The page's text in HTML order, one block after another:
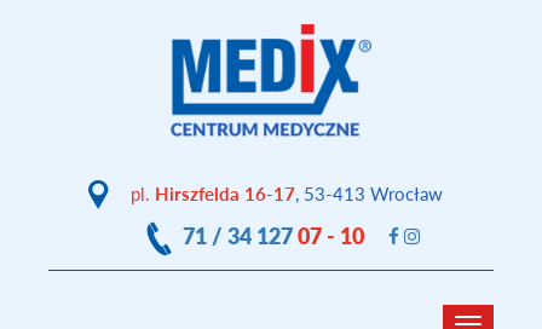
pl. Hirszfelda 16-17, 53-413 Wrocław
71 / 34 12707 - 10